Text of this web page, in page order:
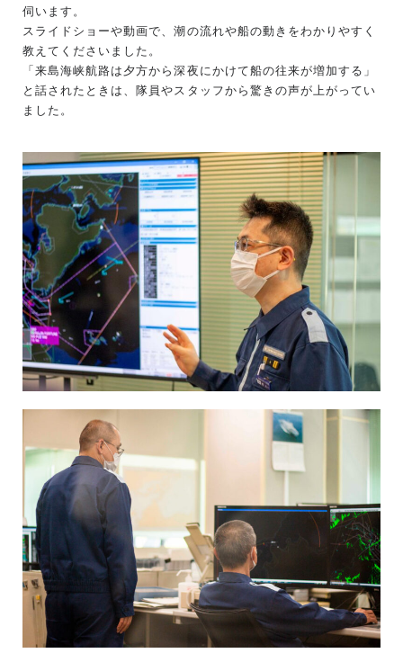
伺います。
スライドショーや動画で、潮の流れや船の動きをわかりやすく
教えてくださいました。
「来島海峡航路は夕方から深夜にかけて船の往来が増加する」
と話されたときは、隊員やスタッフから驚きの声が上がってい
ました。